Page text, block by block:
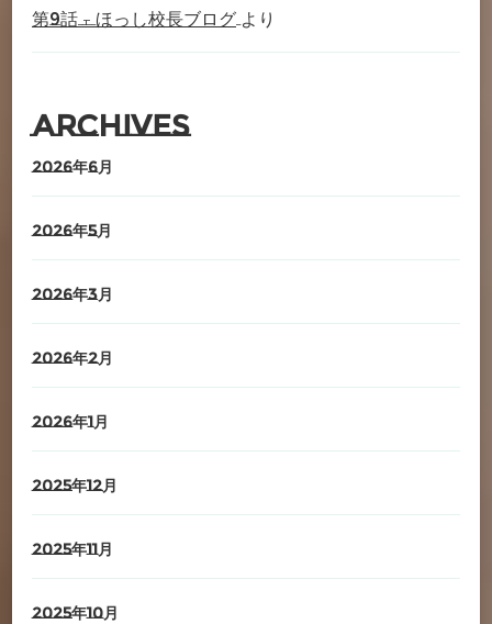
第9話 – ほっし校長ブログ より
Archives
2026年6月
2026年5月
2026年3月
2026年2月
2026年1月
2025年12月
2025年11月
2025年10月